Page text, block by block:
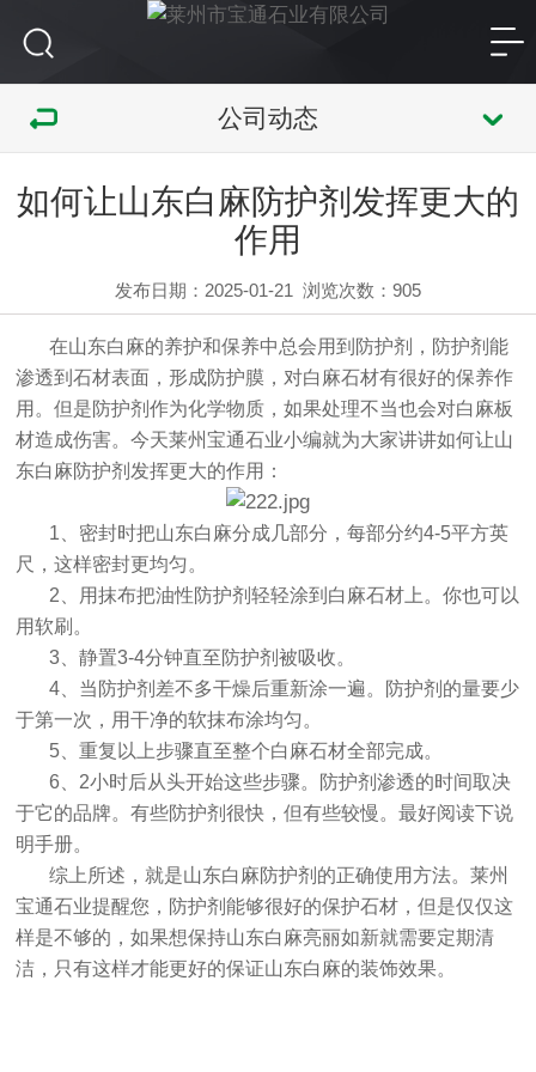
公司动态
如何让山东白麻防护剂发挥更大的
作用
发布日期：2025-01-21 浏览次数：905
在山东白麻的养护和保养中总会用到防护剂，防护剂能
渗透到石材表面，形成防护膜，对白麻石材有很好的保养作
用。但是防护剂作为化学物质，如果处理不当也会对白麻板
材造成伤害。今天莱州宝通石业小编就为大家讲讲如何让山
东白麻防护剂发挥更大的作用：
1、密封时把山东白麻分成几部分，每部分约4-5平方英
尺，这样密封更均匀。
2、用抹布把油性防护剂轻轻涂到白麻石材上。你也可以
用软刷。
3、静置3-4分钟直至防护剂被吸收。
4、当防护剂差不多干燥后重新涂一遍。防护剂的量要少
于第一次，用干净的软抹布涂均匀。
5、重复以上步骤直至整个白麻石材全部完成。
6、2小时后从头开始这些步骤。防护剂渗透的时间取决
于它的品牌。有些防护剂很快，但有些较慢。最好阅读下说
明手册。
综上所述，就是山东白麻防护剂的正确使用方法。莱州
宝通石业提醒您，防护剂能够很好的保护石材，但是仅仅这
样是不够的，如果想保持山东白麻亮丽如新就需要定期清
洁，只有这样才能更好的保证山东白麻的装饰效果。